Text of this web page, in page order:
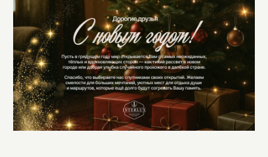
合作伙伴
Благотворительность